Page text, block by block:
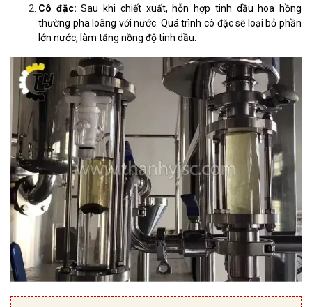
Cô đặc: Sau khi chiết xuất, hỗn hợp tinh dầu hoa hồng
thường pha loãng với nước. Quá trình cô đặc sẽ loại bỏ phần
lớn nước, làm tăng nồng độ tinh dầu.